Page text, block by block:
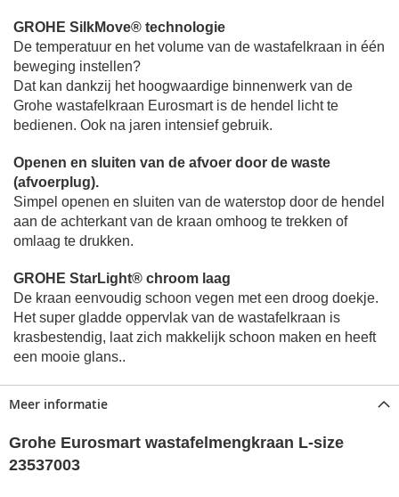
GROHE SilkMove® technologie
De temperatuur en het volume van de wastafelkraan in één
beweging instellen?
Dat kan dankzij het hoogwaardige binnenwerk van de
Grohe wastafelkraan Eurosmart is de hendel licht te
bedienen. Ook na jaren intensief gebruik.
Openen en sluiten van de afvoer door de waste
(afvoerplug).
Simpel openen en sluiten van de waterstop door de hendel
aan de achterkant van de kraan omhoog te trekken of
omlaag te drukken.
GROHE StarLight® chroom laag
De kraan eenvoudig schoon vegen met een droog doekje.
Het super gladde oppervlak van de wastafelkraan is
krasbestendig, laat zich makkelijk schoon maken en heeft
een mooie glans..
Meer informatie
Grohe Eurosmart wastafelmengkraan L-size
23537003